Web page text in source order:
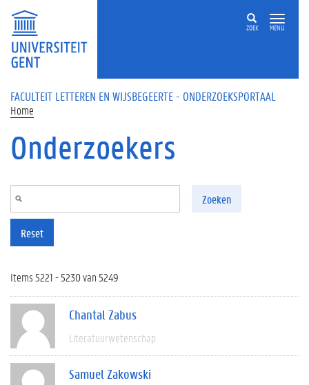
Overslaan en naar de inhoud gaan
ZOEK MENU
FACULTEIT LETTEREN EN WIJSBEGEERTE - ONDERZOEKSPORTAAL
Home
Onderzoekers
Zoeken
Reset
Items 5221 - 5230 van 5249
Chantal Zabus
Literatuurwetenschap
Samuel Zakowski